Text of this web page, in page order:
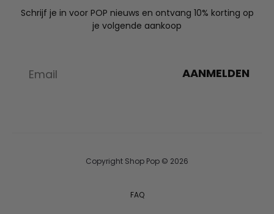
Schrijf je in voor POP nieuws en ontvang 10% korting op
je volgende aankoop
AANMELDEN
Copyright Shop Pop © 2026
FAQ